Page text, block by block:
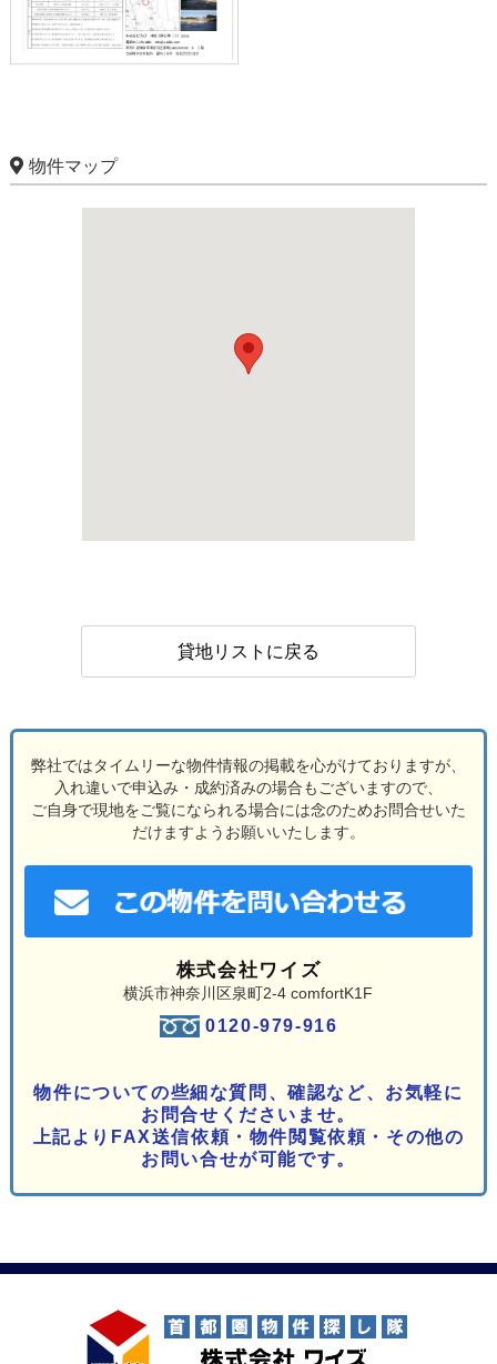
物件マップ
貸地リストに戻る
弊社ではタイムリーな物件情報の掲載を心がけておりますが、
入れ違いで申込み・成約済みの場合もございますので、
ご自身で現地をご覧になられる場合には念のためお問合せいた
だけますようお願いいたします。
株式会社ワイズ
横浜市神奈川区泉町2-4 comfortK1F
0120-979-916
物件についての些細な質問、確認など、お気軽に
お問合せくださいませ。
上記よりFAX送信依頼・物件閲覧依頼・その他の
お問い合せが可能です。